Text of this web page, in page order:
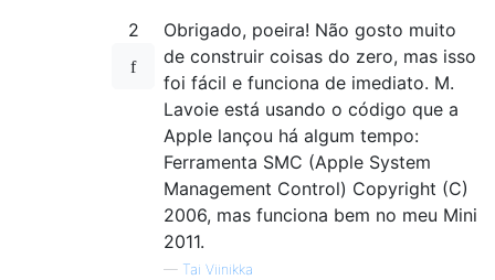
2
Obrigado, poeira! Não gosto muito
de construir coisas do zero, mas isso
foi fácil e funciona de imediato. M.
Lavoie está usando o código que a
Apple lançou há algum tempo:
Ferramenta SMC (Apple System
Management Control) Copyright (C)
2006, mas funciona bem no meu Mini
2011.
— Tai Viinikka